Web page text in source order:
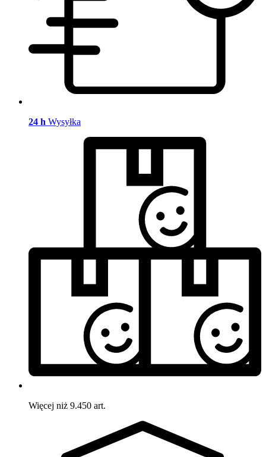
24 h Wysyłka
Więcej niż 9.450 art.